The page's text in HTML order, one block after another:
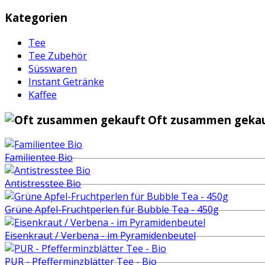
Kategorien
Tee
Tee Zubehör
Süsswaren
Instant Getränke
Kaffee
Oft zusammen
Familientee Bio
Antistresstee Bio
Grüne Apfel-Fruchtperlen für Bubble Tea - 450g
Eisenkraut / Verbena - im Pyramidenbeutel
PUR - Pfefferminzblätter Tee - Bio